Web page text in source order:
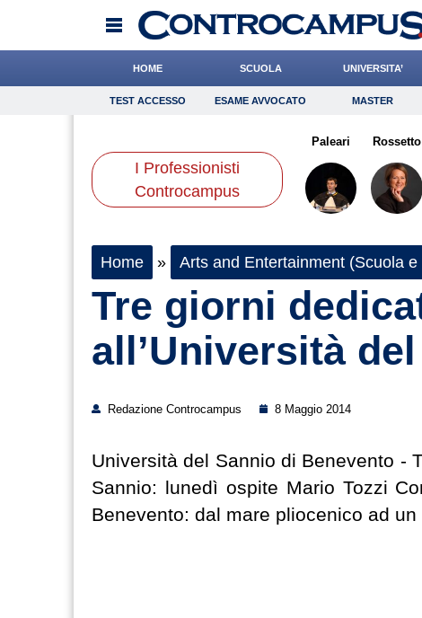
HOME SCUOLA UNIVERSITA’
TEST ACCESSO Esame Avvocato Master
Consigli
Scienze
TEST ACCESSO ESAME AVVOCATO MASTER
I Professionisti
Controcampus
Paleari Rossetto
Home » Arts and Entertainment (Scuola e
Tre giorni
all’Università
Redazione Controcampus 8 Maggio 2014
Università del Sannio di Benevento -
Sannio: lunedì ospite Mario Tozzi
Benevento: dal mare pliocenico ad un